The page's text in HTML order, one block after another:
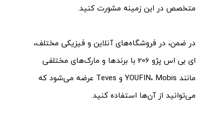
متخصص در این زمینه مشورت کنید.
در ضمن، در فروشگاه‌های آنلاین و فیزیکی مختلف،
ای بی اس پژو 206 با برندها و مارک‌های مختلفی
مانند YOUFIN، Mobis و Teves عرضه می‌شود که
می‌توانید از آن‌ها استفاده کنید.